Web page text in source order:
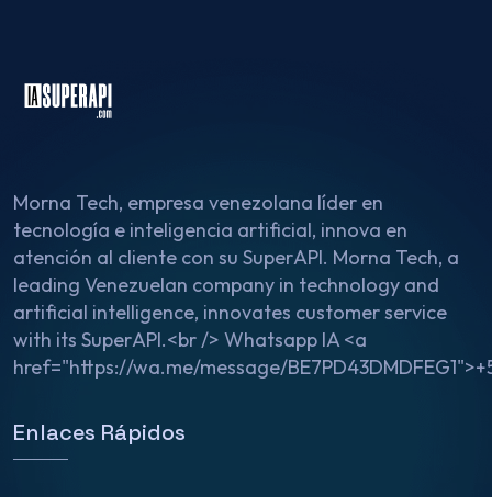
Morna Tech, empresa venezolana líder en
tecnología e inteligencia artificial, innova en
atención al cliente con su SuperAPI. Morna Tech, a
leading Venezuelan company in technology and
artificial intelligence, innovates customer service
with its SuperAPI.<br /> Whatsapp IA <a
href="https://wa.me/message/
Enlaces Rápidos